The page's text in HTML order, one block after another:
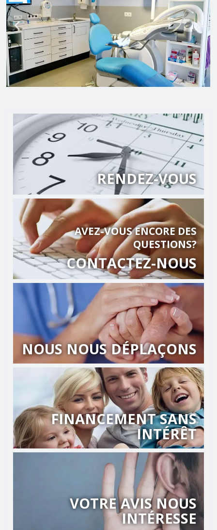
RENDEZ-VOUS
AVEZ-VOUS ENCORE DES
QUESTIONS?
CONTACTEZ-NOUS
NOUS NOUS DÉPLAÇONS
FINANCEMENT SANS
INTÉRÊT
VOTRE AVIS NOUS
INTÉRESSE